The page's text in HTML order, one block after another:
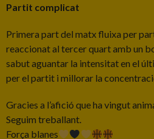
Partit complicat
Primera part del matx fluixa per
reaccionat al tercer quart amb un
sabut aguantar la intensitat en el
per el partit i millorar la
Gracies a l’afició que ha vingut
Seguim treballant.
Força blanes